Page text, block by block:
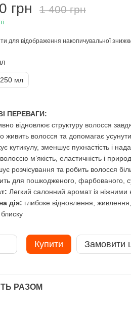
грн 1 400 грн
для відображення накопичувальної
250 мл
ПЕРЕВАГИ:
відновлює структуру волосся
живить волосся та допомагає усунути
кутикулу, зменшує пухнастість і
м’якість, еластичність і
розчісування та робить волосся
для пошкодженого, фарбованого,
Легкий салонний аромат із ніжними
дія: глибоке відновлення,
Купити Замовити
РАЗОМ